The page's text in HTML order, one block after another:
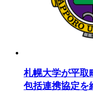
札幌大学が平取
包括連携協定